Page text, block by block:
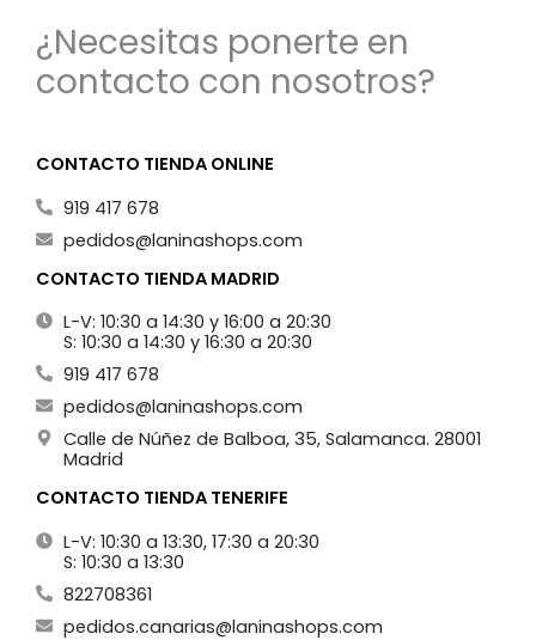
¿Necesitas ponerte en
contacto con nosotros?
CONTACTO TIENDA ONLINE
919 417 678
pedidos@laninashops.com
CONTACTO TIENDA MADRID
L-V: 10:30 a 14:30 y 16:00 a 20:30
S: 10:30 a 14:30 y 16:30 a 20:30
919 417 678
pedidos@laninashops.com
Calle de Núñez de Balboa, 35, Salamanca. 28001
Madrid
CONTACTO TIENDA TENERIFE
L-V: 10:30 a 13:30, 17:30 a 20:30
S: 10:30 a 13:30
822708361
pedidos.canarias@laninashops.com